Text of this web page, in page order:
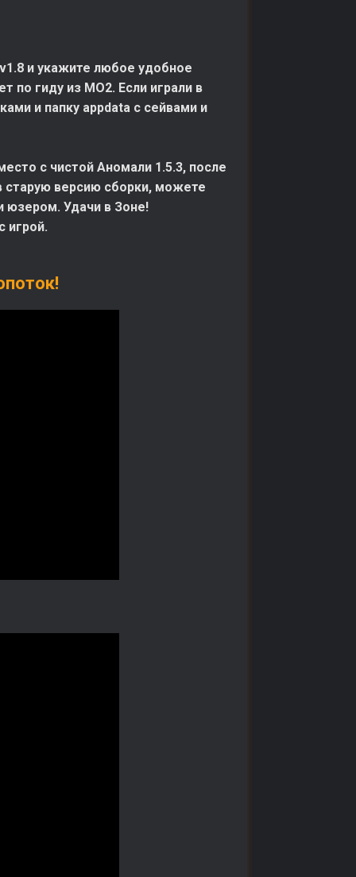
и укажите любое удобное
по гиду из МО2. Если играли в
и папку appdata с сейвами и
с чистой Аномали 1.5.3, после
старую версию сборки, можете
юзером. Удачи в Зоне!
игрой.